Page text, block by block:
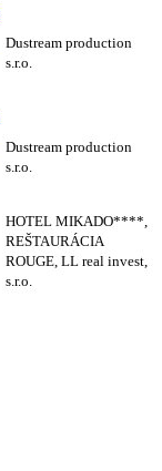
Dustream production
s.r.o.
Dustream production
s.r.o.
HOTEL MIKADO****,
REŠTAURÁCIA
ROUGE, LL real invest,
s.r.o.